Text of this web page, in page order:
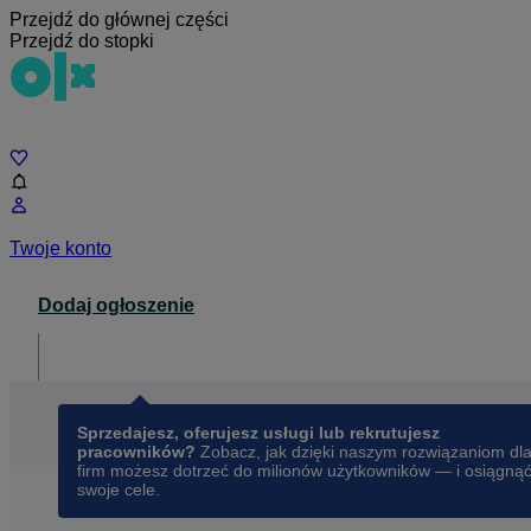
Przejdź do głównej części
Przejdź do stopki
Twoje konto
Dodaj ogłoszenie
Sprzedajesz, oferujesz usługi lub rekrutujesz
pracowników? Zobacz, jak dzięki naszym rozwiązaniom dla
firm możesz dotrzeć do milionów użytkowników — i osiągnąć
swoje cele.